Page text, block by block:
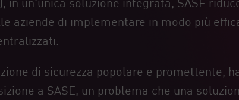
aziende di implementare in modo più
di sicurezza popolare e promettente,
a SASE, un problema che una